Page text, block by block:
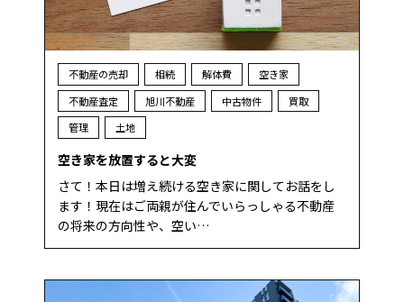
不動産の売却 相続 解体費
空き家
不動産査定
旭川不動産 中古物件
買取
管理
土地
空き家を放置すると大変
さて！本日は増え続ける空き家に関してお話をし
ます！現在はご両親が住んでいらっしゃる不動産
の将来の方向性や、空い…